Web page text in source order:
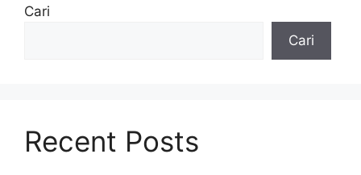
Cari
Cari
Recent Posts